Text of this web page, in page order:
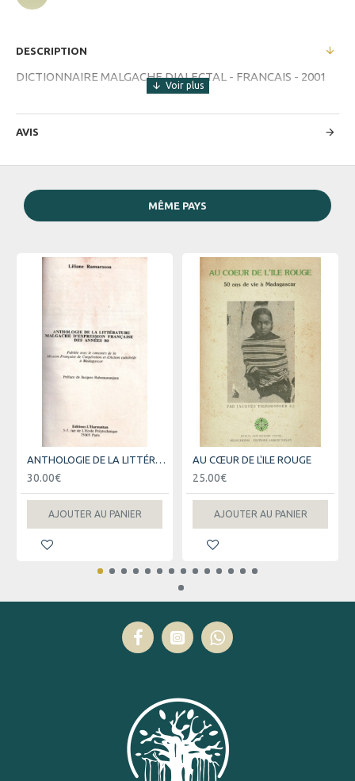
DESCRIPTION
DICTIONNAIRE MALGACHE DIALECTAL - FRANCAIS - 2001
AVIS
MÊME PAYS
ANTHOLOGIE DE LA LITTÉRATURE MALGACHE - LILIANE RAMAROSOA -1994
30.00€
AJOUTER AU PANIER
AU CŒUR DE L'ILE ROUGE
25.00€
AJOUTER AU PANIER